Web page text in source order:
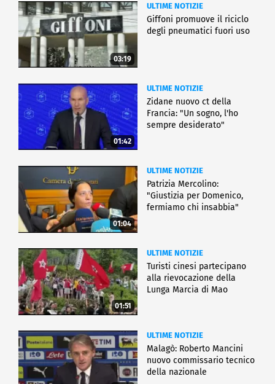
03:19
ULTIME NOTIZIE
Giffoni promuove il riciclo
degli pneumatici fuori uso
01:42
ULTIME NOTIZIE
Zidane nuovo ct della
Francia: "Un sogno, l'ho
sempre desiderato"
01:04
ULTIME NOTIZIE
Patrizia Mercolino:
"Giustizia per Domenico,
fermiamo chi insabbia"
01:51
ULTIME NOTIZIE
Turisti cinesi partecipano
alla rievocazione della
Lunga Marcia di Mao
ULTIME NOTIZIE
Malagò: Roberto Mancini
nuovo commissario tecnico
della nazionale